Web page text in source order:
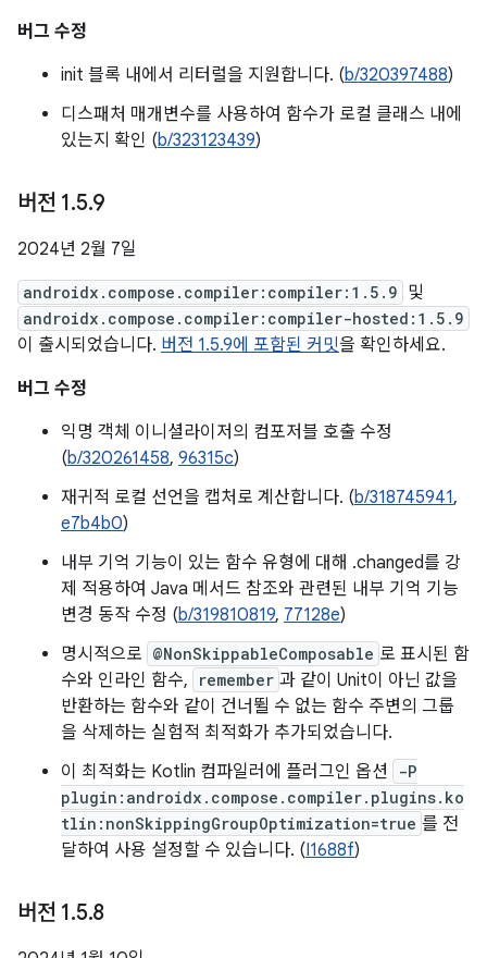
버그 수정
init 블록 내에서 리터럴을 지원합니다. (b/320397488)
디스패처 매개변수를 사용하여 함수가 로컬 클래스 내에
있는지 확인 (b/323123439)
버전 1.5.9
2024년 2월 7일
androidx.compose.compiler:compiler:1.5.9 및
androidx.compose.compiler:compiler-hosted:1.5.9
이 출시되었습니다. 버전 1.5.9에 포함된 커밋을 확인하세요.
버그 수정
익명 객체 이니셜라이저의 컴포저블 호출 수정
(b/320261458, 96315c)
재귀적 로컬 선언을 캡처로 계산합니다. (b/318745941,
e7b4b0)
내부 기억 기능이 있는 함수 유형에 대해 .changed를 강
제 적용하여 Java 메서드 참조와 관련된 내부 기억 기능
변경 동작 수정 (b/319810819, 77128e)
명시적으로 @NonSkippableComposable 로 표시된 함
수와 인라인 함수,
remember 과 같이 Unit이 아닌 값을
반환하는 함수와 같이 건너뛸 수 없는 함수 주변의 그룹
을 삭제하는 실험적 최적화가 추가되었습니다.
이 최적화는 Kotlin 컴파일러에 플러그인 옵션
-P
plugin:androidx.compose.compiler.plugins.ko
tlin:nonSkippingGroupOptimization=true 를 전
달하여 사용 설정할 수 있습니다. (I1688f)
버전 1.5.8